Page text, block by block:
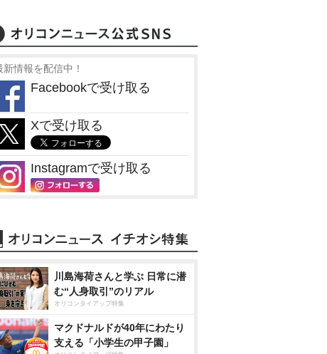
新情報を配信中！
Facebookで受け取る
Xで受け取る
Instagramで受け取る
川島海荷さんと学ぶ 日常に潜
む“人身取引”のリアル
オリコンタイアップ特集
マクドナルドが40年にわたり
支える「小学生の甲子園」